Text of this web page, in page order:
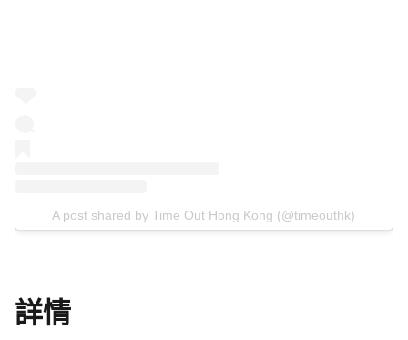
A post shared by Time Out Hong Kong (@timeouthk)
詳情